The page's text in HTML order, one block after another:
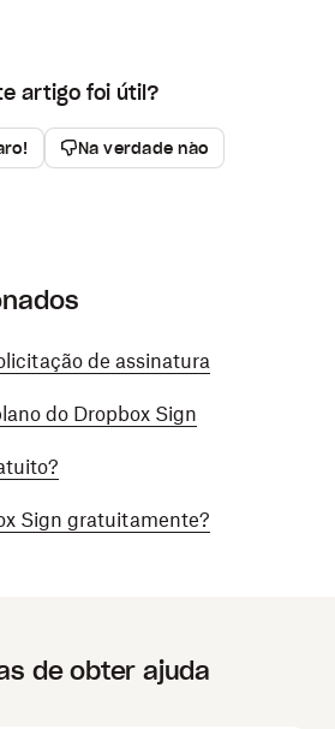
artigo foi útil?
Na verdade não
de assinatura
do Dropbox Sign
Sign gratuitamente?
de obter ajuda